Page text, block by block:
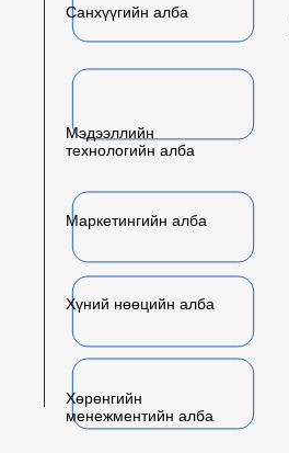
Санхүүгийн алба
Мэдээллийн
технологийн алба
Маркетингийн алба
Хүний нөөцийн алба
Хөрөнгийн
менежментийн алба